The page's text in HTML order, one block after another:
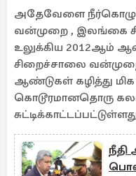
அதேவேளை
வன்முறை , இலங்கை
உலுக்கிய 2012ஆம்
சிறைச்சாலை
ஆண்டுகள் கழித்து
கொடூரமானதொரு
நீதி